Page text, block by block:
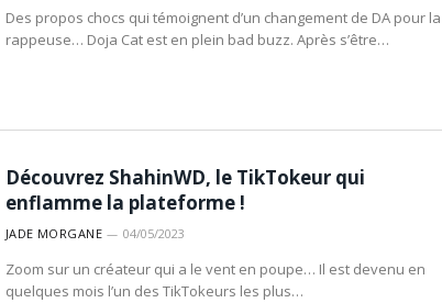
Des propos chocs qui témoignent d’un changement de DA pour la
rappeuse… Doja Cat est en plein bad buzz. Après s’être…
Découvrez ShahinWD, le TikTokeur qui
enflamme la plateforme !
JADE MORGANE 04/05/2023
Zoom sur un créateur qui a le vent en poupe… Il est devenu en
quelques mois l’un des TikTokeurs les plus…